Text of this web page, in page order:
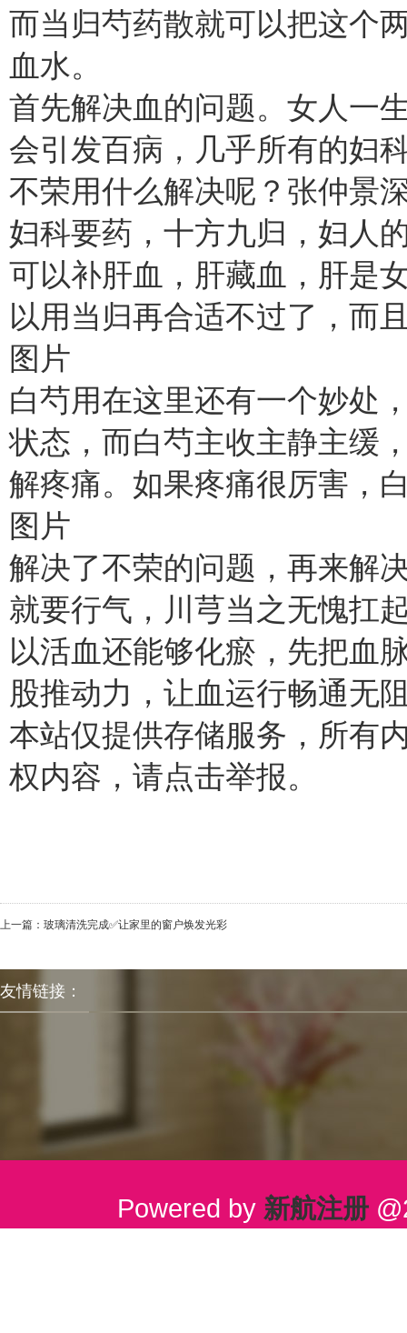
而当归芍药散就可以把这个
血水。
首先解决血的问题。女人一
会引发百病，几乎所有的妇
不荣用什么解决呢？张仲景
妇科要药，十方九归，妇人
可以补肝血，肝藏血，肝是
以用当归再合适不过了，而
图片
白芍用在这里还有一个妙处
状态，而白芍主收主静主缓
解疼痛。如果疼痛很厉害，
图片
解决了不荣的问题，再来解
就要行气，川芎当之无愧扛
以活血还能够化瘀，先把血
股推动力，让血运行畅通无
本站仅提供存储服务，所有
权内容，请点击举报。
上一篇： 玻璃清洗完成✅让家里的窗户焕发光彩
友情链接：
Powered by 新航注册